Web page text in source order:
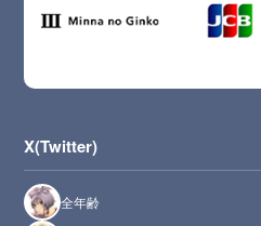
X(Twitter)
全年齢